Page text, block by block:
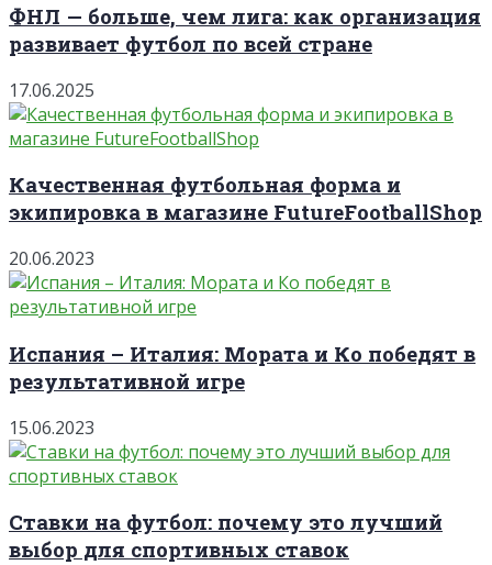
ФНЛ — больше, чем лига: как организация
развивает футбол по всей стране
17.06.2025
Качественная футбольная форма и
экипировка в магазине FutureFootballShop
20.06.2023
Испания – Италия: Мората и Ко победят в
результативной игре
15.06.2023
Ставки на футбол: почему это лучший
выбор для спортивных ставок